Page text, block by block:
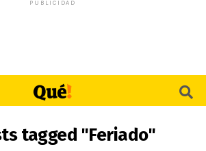
PUBLICIDAD
tagged "Feriado"